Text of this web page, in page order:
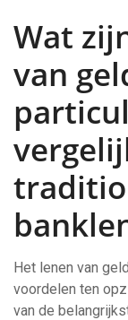
Wat
van
Het lenen van
voordelen ten
van de